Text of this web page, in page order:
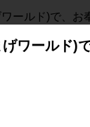
ールド)で、お
ワールド)